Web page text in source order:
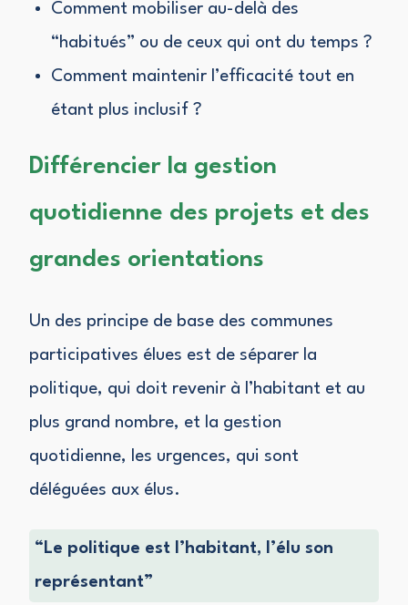
Comment mobiliser au-delà des
“habitués” ou de ceux qui ont du temps ?
Comment maintenir l’efficacité tout en
étant plus inclusif ?
Différencier la gestion
quotidienne des projets et des
grandes orientations
Un des principe de base des communes
participatives élues est de séparer la
politique, qui doit revenir à l’habitant et au
plus grand nombre, et la gestion
quotidienne, les urgences, qui sont
déléguées aux élus.
“Le politique est l’habitant, l’élu son
représentant”